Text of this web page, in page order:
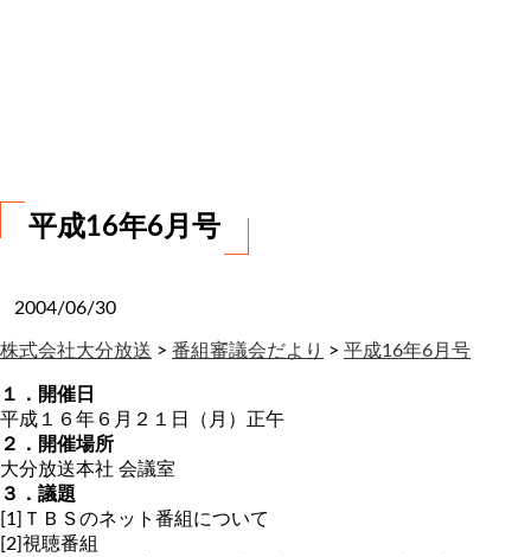
平成16年6月号
2004/06/30
株式会社大分放送 > 番組審議会だより > 平成16年6月号
１．開催日
平成１６年６月２１日（月）正午
２．開催場所
大分放送本社 会議室
３．議題
[1]ＴＢＳのネット番組について
[2]視聴番組